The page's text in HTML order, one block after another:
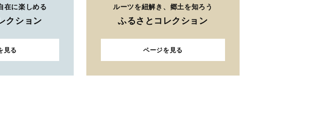
在に楽しめる
クション
見る
ルーツを紐解き、郷土を知ろう
ふるさとコレクション
ページを見る